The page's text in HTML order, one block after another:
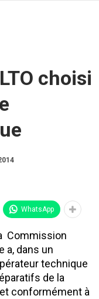
choisi
WhatsApp
Commission
a, dans un
technique
de la
conformément à